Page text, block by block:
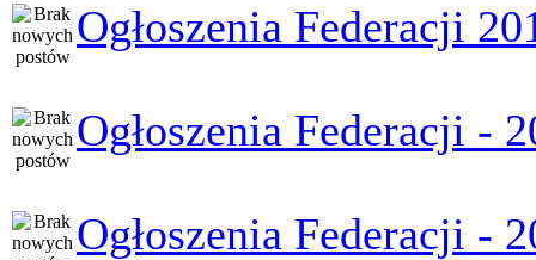
Ogłoszenia Federacji
Ogłoszenia Federacji -
Ogłoszenia Federacji -